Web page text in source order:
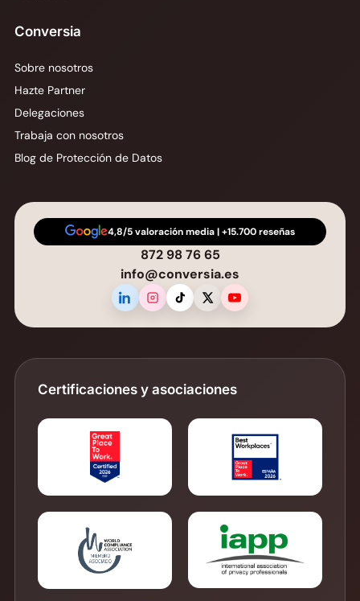
Conversia
Sobre nosotros
Hazte Partner
Delegaciones
Trabaja con nosotros
Blog de Protección de Datos
4,8/5 valoración media | +15.700 reseñas
872 98 76 65
info@conversia.es
Certificaciones y asociaciones